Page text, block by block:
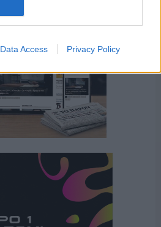
Data Access Privacy Policy